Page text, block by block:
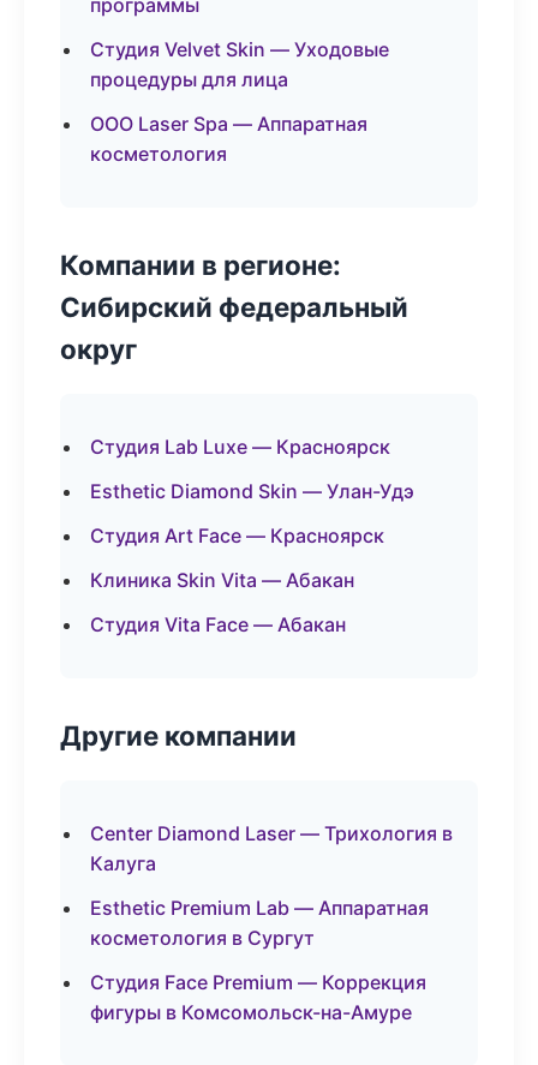
программы
Студия Velvet Skin — Уходовые
процедуры для лица
ООО Laser Spa — Аппаратная
косметология
Компании в регионе:
Сибирский федеральный
округ
Студия Lab Luxe — Красноярск
Esthetic Diamond Skin — Улан-Удэ
Студия Art Face — Красноярск
Клиника Skin Vita — Абакан
Студия Vita Face — Абакан
Другие компании
Center Diamond Laser — Трихология в
Калуга
Esthetic Premium Lab — Аппаратная
косметология в Сургут
Студия Face Premium — Коррекция
фигуры в Комсомольск-на-Амуре